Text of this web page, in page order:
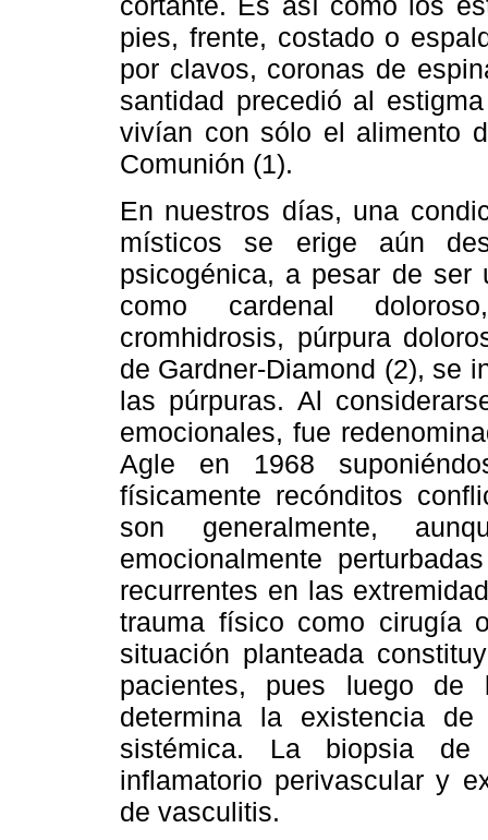
pies, frente, costado o
por clavos, coronas de
santidad precedió al
vivían con sólo el alimento
Comunión (1).
En nuestros días, una
místicos se erige aún
psicogénica, a pesar de ser
como cardenal
cromhidrosis, púrpura
de Gardner-Diamond (2), se
las púrpuras. Al
emocionales, fue
Agle en 1968
físicamente recónditos
son generalmente,
emocionalmente
recurrentes en las
trauma físico como cirugía
situación planteada
pacientes, pues luego
determina la existencia
sistémica. La biopsia
inflamatorio perivascular y
de vasculitis.